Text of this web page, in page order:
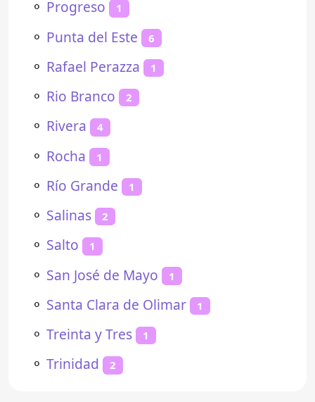
⚬ Progreso 1
⚬ Punta del Este 6
⚬ Rafael Perazza 1
⚬ Rio Branco 2
⚬ Rivera 4
⚬ Rocha 1
⚬ Río Grande 1
⚬ Salinas 2
⚬ Salto 1
⚬ San José de Mayo 1
⚬ Santa Clara de Olimar 1
⚬ Treinta y Tres 1
⚬ Trinidad 2